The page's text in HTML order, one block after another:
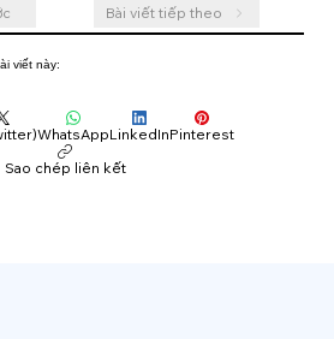
Bài viết tiếp theo
viết này:
WhatsAppLinkedInPinterest
Sao chép liên kết